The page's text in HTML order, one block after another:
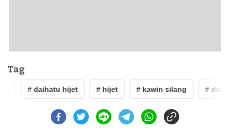
Tag
# daihatu hijet # hijet # kawin silang #